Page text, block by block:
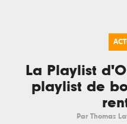
La Playlist
playlist de
Par Thomas